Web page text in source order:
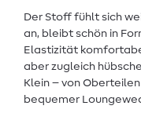
Der Stoff fühlt sich
an, bleibt schön in
Elastizität
aber zugleich
Klein – von
bequemer